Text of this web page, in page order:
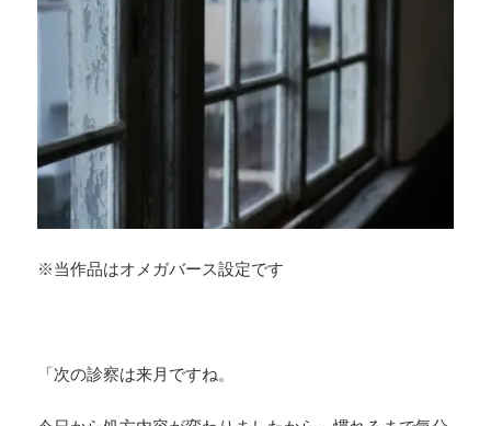
※当作品はオメガバース設定です
「次の診察は来月ですね。